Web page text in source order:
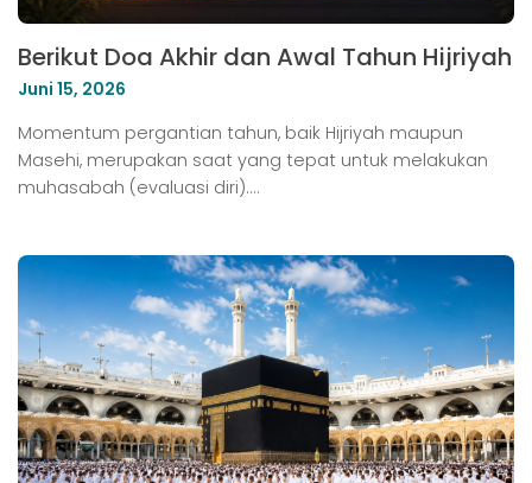
Berikut Doa Akhir dan Awal Tahun Hijriyah
Juni 15, 2026
Momentum pergantian tahun, baik Hijriyah maupun
Masehi, merupakan saat yang tepat untuk melakukan
muhasabah (evaluasi diri).…